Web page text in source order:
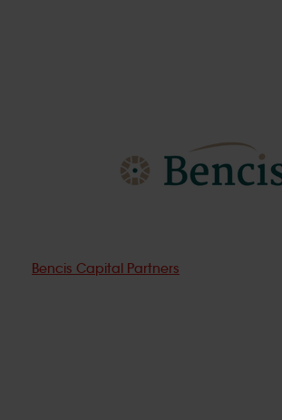
Bencis Capital Partners